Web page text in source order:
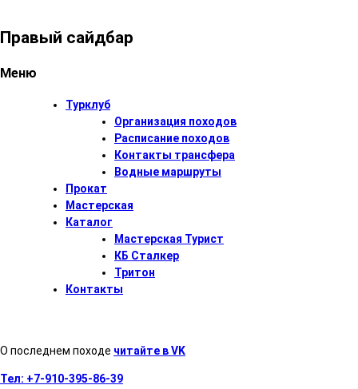
Правый сайдбар
Меню
Турклуб
Организация походов
Расписание походов
Контакты трансфера
Водные маршруты
Прокат
Мастерская
Каталог
Мастерская Турист
КБ Сталкер
Тритон
Контакты
О последнем походе читайте в VK
Тел: +7-910-395-86-39